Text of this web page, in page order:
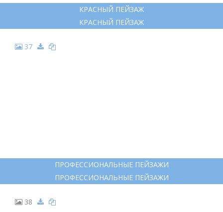
КРАСНЫЙ ПЕЙЗАЖ
КРАСНЫЙ ПЕЙЗАЖ
37
ПРОФЕССИОНАЛЬНЫЕ ПЕЙЗАЖИ
ПРОФЕССИОНАЛЬНЫЕ ПЕЙЗАЖИ
38